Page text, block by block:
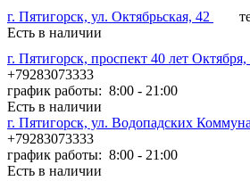
г. Пятигорск, ул. Октябрьская, 42
Есть в наличии
г. Пятигорск, проспект 40 лет Октября,
+79283073333
график работы: 8:00 - 21:00
Есть в наличии
г. Пятигорск, ул. Водопадских
+79283073333
график работы: 8:00 - 21:00
Есть в наличии